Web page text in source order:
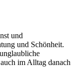
und
und Schönheit.
im Alltag danach